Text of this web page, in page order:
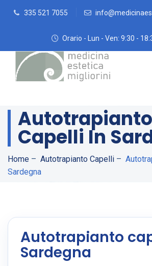
335 521 7055
Orario - Lun - Ven: 9:30 -
Autotrapianto
Capelli In
Home – Autotrapianto Capelli –
Sardegna
Autotrapianto
Sardegna